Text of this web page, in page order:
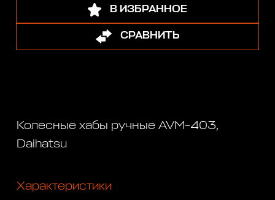
В ИЗБРАННОЕ
СРАВНИТЬ
Колесные хабы ручные AVM-403,
Daihatsu
Характеристики